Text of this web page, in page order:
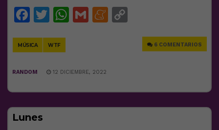
Facebook
Twitter
WhatsApp
GmailMeneame
MÚSICA WTF 6 COMENTARIOS
RANDOM 12 DICIEMBRE, 2022
Lunes